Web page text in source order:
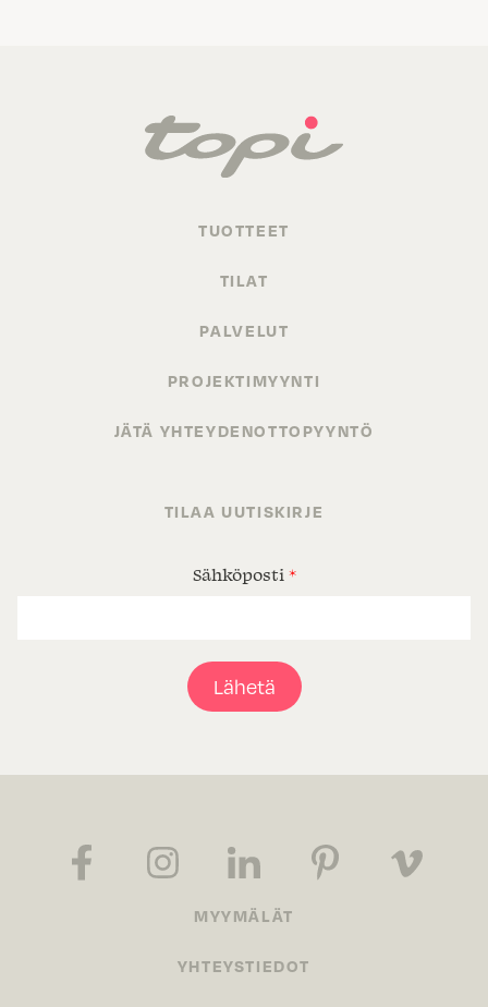
TUOTTEET
TILAT
PALVELUT
PROJEKTIMYYNTI
JÄTÄ YHTEYDENOTTOPYYNTÖ
TILAA UUTISKIRJE
Sähköposti *
Lähetä
MYYMÄLÄT
YHTEYSTIEDOT